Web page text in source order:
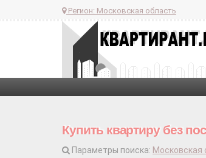
Регион: Московская область
Купить квартиру без
Параметры поиска: Московская